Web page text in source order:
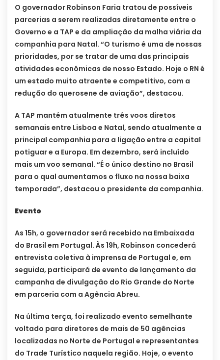
O governador Robinson Faria tratou de possíveis
parcerias a serem realizadas diretamente entre o
Governo e a TAP e da ampliação da malha viária da
companhia para Natal. “O turismo é uma de nossas
prioridades, por se tratar de uma das principais
atividades econômicas de nosso Estado. Hoje o RN é
um estado muito atraente e competitivo, com a
redução do querosene de aviação”, destacou.
A TAP mantém atualmente três voos diretos
semanais entre Lisboa e Natal, sendo atualmente a
principal companhia para a ligação entre a capital
potiguar e a Europa. Em dezembro, será incluído
mais um voo semanal. “É o único destino no Brasil
para o qual aumentamos o fluxo na nossa baixa
temporada”, destacou o presidente da companhia.
Evento
As 15h, o governador será recebido na Embaixada
do Brasil em Portugal. Às 19h, Robinson concederá
entrevista coletiva à imprensa de Portugal e, em
seguida, participará de evento de lançamento da
campanha de divulgação do Rio Grande do Norte
em parceria com a Agência Abreu.
Na última terça, foi realizado evento semelhante
voltado para diretores de mais de 50 agências
localizadas no Norte de Portugal e representantes
do Trade Turístico naquela região. Hoje, o evento